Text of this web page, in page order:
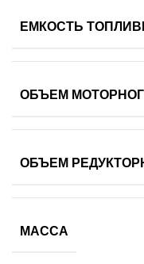
ЕМКОСТЬ
ОБЪЕМ
ОБЪЕМ
МАССА